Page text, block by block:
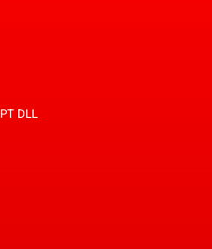
DLL